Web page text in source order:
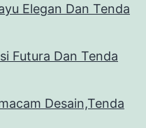
Elegan Dan Tenda
Futura Dan Tenda
Desain,Tenda